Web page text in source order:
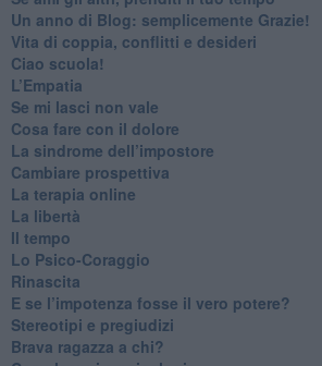
​Un anno di Blog: semplicemente Grazie!
​Vita di coppia, conflitti e desideri
​Ciao scuola!
​L’Empatia
​Se mi lasci non vale
Cosa fare con il dolore
​La sindrome dell’impostore
​Cambiare prospettiva
La terapia online
La libertà
​Il tempo
​Lo Psico-Coraggio
Rinascita
​E se l’impotenza fosse il vero potere?
Stereotipi e pregiudizi
​Brava ragazza a chi?